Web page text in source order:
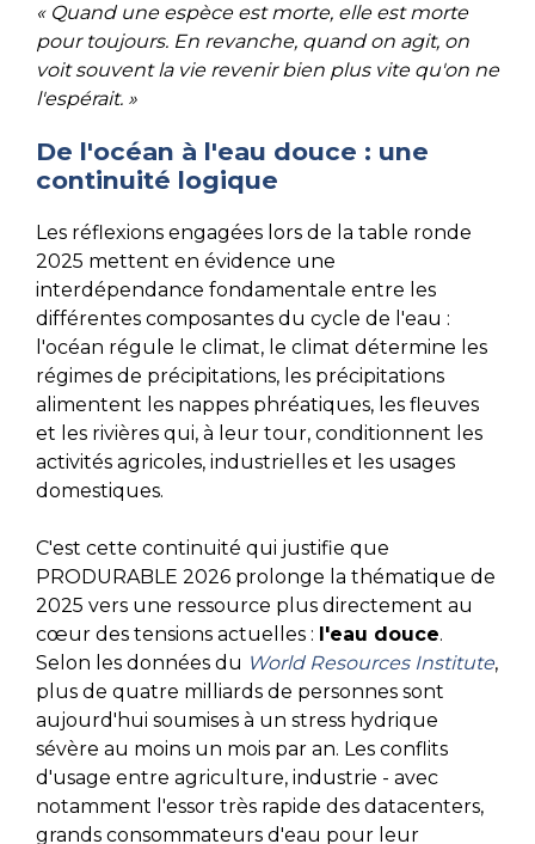
« Quand une espèce est morte, elle est morte
pour toujours. En revanche, quand on agit, on
voit souvent la vie revenir bien plus vite qu'on ne
l'espérait. »
De l'océan à l'eau douce : une
continuité logique
Les réflexions engagées lors de la table ronde
2025 mettent en évidence une
interdépendance fondamentale entre les
différentes composantes du cycle de l'eau :
l'océan régule le climat, le climat détermine les
régimes de précipitations, les précipitations
alimentent les nappes phréatiques, les fleuves
et les rivières qui, à leur tour, conditionnent les
activités agricoles, industrielles et les usages
domestiques.
C'est cette continuité qui justifie que
PRODURABLE 2026 prolonge la thématique de
2025 vers une ressource plus directement au
cœur des tensions actuelles : l'eau douce.
Selon les données du World Resources Institute,
plus de quatre milliards de personnes sont
aujourd'hui soumises à un stress hydrique
sévère au moins un mois par an. Les conflits
d'usage entre agriculture, industrie - avec
notamment l'essor très rapide des datacenters,
grands consommateurs d'eau pour leur